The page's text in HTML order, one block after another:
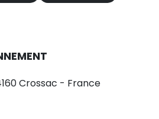
Crossac - France